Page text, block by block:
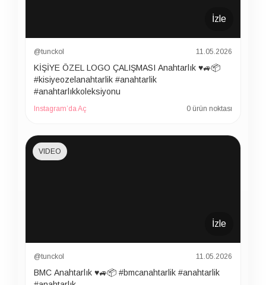
İzle
@tunckol 11.05.2026
KİŞİYE ÖZEL LOGO ÇALIŞMASI Anahtarlık ♥️🚙📦
#kisiyeozelanahtarlik #anahtarlik
#anahtarlıkkoleksiyonu
Instagram’da Aç 0 ürün noktası
İzle
VIDEO
@tunckol 11.05.2026
BMC Anahtarlık ♥️🚙📦 #bmcanahtarlik #anahtarlik